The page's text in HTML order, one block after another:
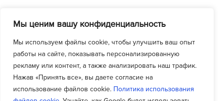
Мы ценим вашу конфиденциальность
Мы используем файлы cookie, чтобы улучшить ваш опыт
работы на сайте, показывать персонализированную
рекламу или контент, а также анализировать наш трафик.
Нажав «Принять все», вы даете согласие на
использование файлов cookie. Политика использования
Политика конфиденциальности
Условия аренды автомобиля
Часто задаваемые вопросы
Свяжитесь с нами